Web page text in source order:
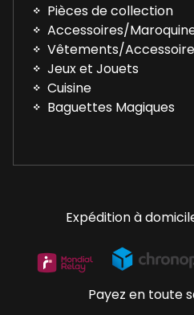
Pièces de collection
Accessoires/
Vêtements/
Jeux et Jouets
Cuisine
Baguettes Magiques
Expédition à
Payez en toute